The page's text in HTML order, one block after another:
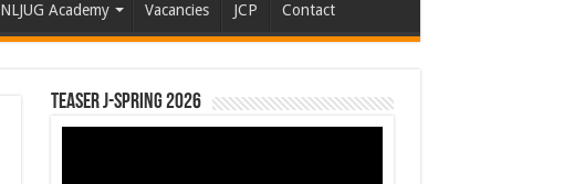
NLJUG Academy Vacancies JCP Contact
Teaser J-Spring 2026